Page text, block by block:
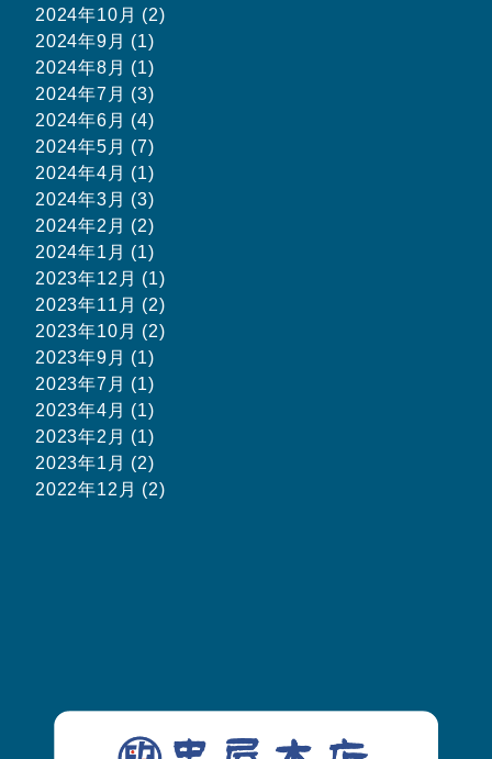
2024年10月 (2)
2024年9月 (1)
2024年8月 (1)
2024年7月 (3)
2024年6月 (4)
2024年5月 (7)
2024年4月 (1)
2024年3月 (3)
2024年2月 (2)
2024年1月 (1)
2023年12月 (1)
2023年11月 (2)
2023年10月 (2)
2023年9月 (1)
2023年7月 (1)
2023年4月 (1)
2023年2月 (1)
2023年1月 (2)
2022年12月 (2)